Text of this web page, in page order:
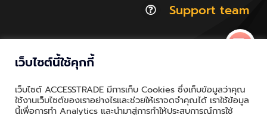
Support team
Thailand.a | All Rights Reserved
เว็บไซต์นี้ใช้คุกกี้
เว็บไซต์ ACCESSTRADE มีการเก็บ Cookies ซึ่งเก็บข้อมูลว่าคุณ
ใช้งานเว็บไซต์ของเราอย่างไรและช่วยให้เราจดจำคุณได้ เราใช้ข้อมูล
นี้เพื่อการทำ Analytics และนำมาสู่การทำให้ประสบการณ์การใช้